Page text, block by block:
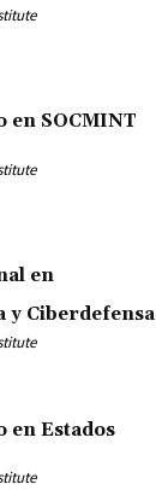
en SOCMINT
en
y Ciberdefensa
en Estados